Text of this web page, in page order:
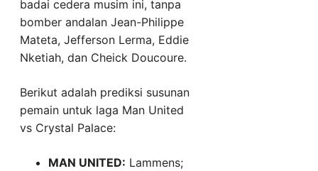
badai cedera musim ini, tanpa
bomber andalan Jean-Philippe
Mateta, Jefferson Lerma, Eddie
Nketiah, dan Cheick Doucoure.
Berikut adalah prediksi susunan
pemain untuk laga Man United
vs Crystal Palace:
MAN UNITED: Lammens;